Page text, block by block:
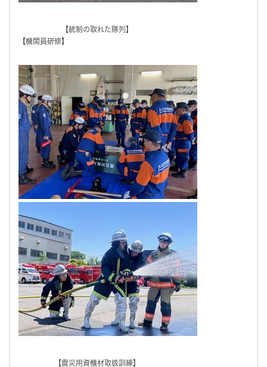
【統制の取れた隊列】
【機関員研修】
【震災用資機材取扱訓練】